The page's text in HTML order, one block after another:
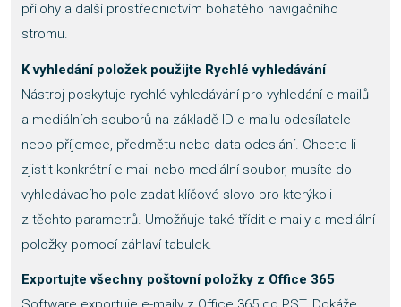
přílohy a další prostřednictvím bohatého navigačního
stromu.
K vyhledání položek použijte Rychlé vyhledávání
Nástroj poskytuje rychlé vyhledávání pro vyhledání e-mailů
a mediálních souborů na základě ID e-mailu odesílatele
nebo příjemce, předmětu nebo data odeslání. Chcete-li
zjistit konkrétní e-mail nebo mediální soubor, musíte do
vyhledávacího pole zadat klíčové slovo pro kterýkoli
z těchto parametrů. Umožňuje také třídit e-maily a mediální
položky pomocí záhlaví tabulek.
Exportujte všechny poštovní položky z Office 365